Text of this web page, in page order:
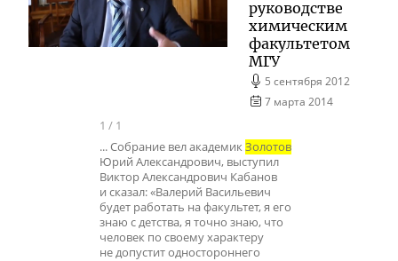
руководстве
химическим
факультетом
МГУ
5 сентября 2012
7 марта 2014
1 / 1
... Собрание вел академикЗолотов
Юрий Александрович, выступил
Виктор Александрович Кабанов
и сказал: «Валерий Васильевич
будет работать на факультет, я его
знаю с детства, я точно знаю, что
человек по своему характеру
не допустит одностороннего